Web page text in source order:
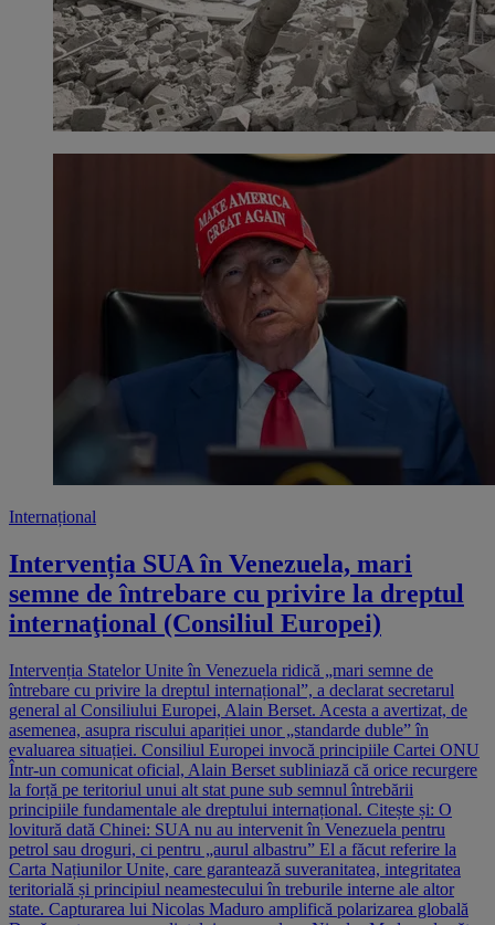
Internațional
Intervenția SUA în Venezuela, mari
semne de întrebare cu privire la dreptul
internaţional (Consiliul Europei)
Intervenția Statelor Unite în Venezuela ridică „mari semne de
întrebare cu privire la dreptul internațional”, a declarat secretarul
general al Consiliului Europei, Alain Berset. Acesta a avertizat, de
asemenea, asupra riscului apariției unor „standarde duble” în
evaluarea situației. Consiliul Europei invocă principiile Cartei ONU
Într-un comunicat oficial, Alain Berset subliniază că orice recurgere
la forță pe teritoriul unui alt stat pune sub semnul întrebării
principiile fundamentale ale dreptului internațional. Citește și: O
lovitură dată Chinei: SUA nu au intervenit în Venezuela pentru
petrol sau droguri, ci pentru „aurul albastru” El a făcut referire la
Carta Națiunilor Unite, care garantează suveranitatea, integritatea
teritorială și principiul neamestecului în treburile interne ale altor
state. Capturarea lui Nicolas Maduro amplifică polarizarea globală